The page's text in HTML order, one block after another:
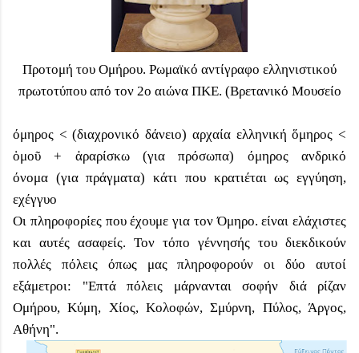
Προτομή του Ομήρου. Ρωμαϊκό αντίγραφο ελληνιστικού
πρωτοτύπου από τον 2ο αιώνα ΠΚΕ. (Βρετανικό Μουσείο
όμηρος < (διαχρονικό δάνειο) αρχαία ελληνική ὅμηρος <
ὁμοῦ + ἀραρίσκω (για πρόσωπα) όμηρος ανδρικό
όνομα (για πράγματα) κάτι που κρατιέται ως εγγύηση,
εχέγγυο
Οι πληροφορίες που έχουμε για τον Όμηρο. είναι ελάχιστες
και αυτές ασαφείς. Τον τόπο γέννησής του διεκδικούν
πολλές πόλεις όπως μας πληροφορούν οι δύο αυτοί
εξάμετροι: "Επτά πόλεις μάρνανται σοφήν διά ρίζαν
Ομήρου, Κύμη, Χίος, Κολοφών, Σμύρνη, Πύλος, Άργος,
Αθήνη".